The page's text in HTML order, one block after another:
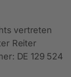
vertreten
Reiter
DE 129 524